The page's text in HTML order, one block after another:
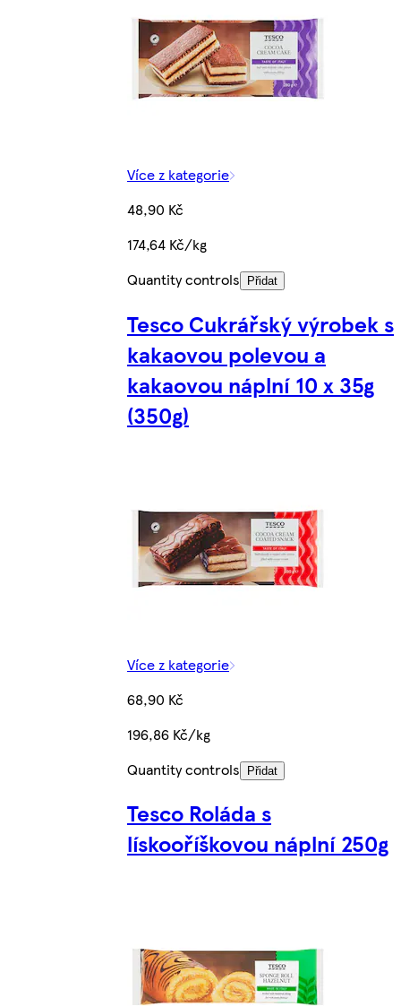
Více z kategorie
48,90 Kč
174,64 Kč/kg
Quantity controls
Přidat
Tesco Cukrářský výrobek s
kakaovou polevou a
kakaovou náplní 10 x 35g
(350g)
Více z kategorie
68,90 Kč
196,86 Kč/kg
Quantity controls
Přidat
Tesco Roláda s
lískooříškovou náplní 250g